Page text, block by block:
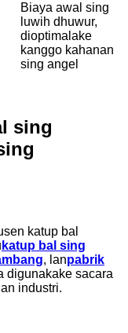
Biaya awal sing
luwih dhuwur,
dioptimalake
kanggo kahanan
sing angel
sing
katup bal
katup bal sing
, lanpabrik
digunakake sacara
industri.